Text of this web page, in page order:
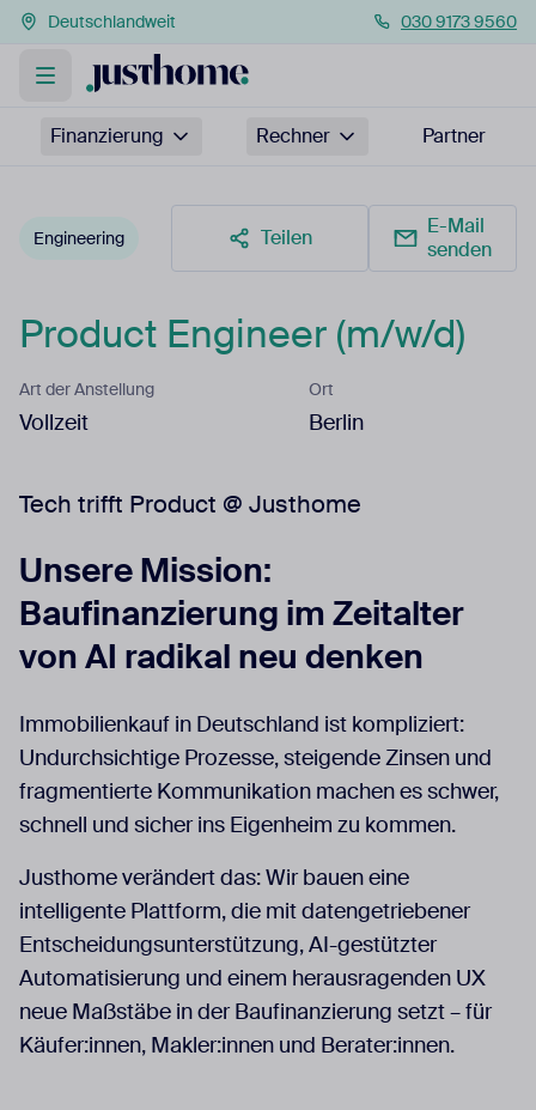
Deutschlandweit 030 9173 9560
Finanzierung Rechner Partner
Engineering Teilen
E-Mail
senden
Product Engineer (m/w/d)
Art der Anstellung
Vollzeit
Ort
Berlin
Tech trifft Product @ Justhome
Unsere Mission:
Baufinanzierung im Zeitalter
von AI radikal neu denken
Immobilienkauf in Deutschland ist kompliziert:
Undurchsichtige Prozesse, steigende Zinsen und
fragmentierte Kommunikation machen es schwer,
schnell und sicher ins Eigenheim zu kommen.
Justhome verändert das: Wir bauen eine
intelligente Plattform, die mit datengetriebener
Entscheidungsunterstützung, AI-gestützter
Automatisierung und einem herausragenden UX
neue Maßstäbe in der Baufinanzierung setzt – für
Käufer:innen, Makler:innen und Berater:innen.